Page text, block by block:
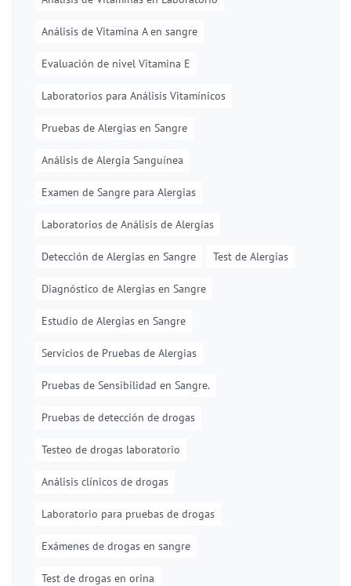
Análisis de Vitamina A en sangre
Evaluación de nivel Vitamina E
Laboratorios para Análisis Vitamínicos
Pruebas de Alergias en Sangre
Análisis de Alergia Sanguínea
Examen de Sangre para Alergias
Laboratorios de Análisis de Alergias
Detección de Alergias en Sangre Test de Alergias
Diagnóstico de Alergias en Sangre
Estudio de Alergias en Sangre
Servicios de Pruebas de Alergias
Pruebas de Sensibilidad en Sangre.
Pruebas de detección de drogas
Testeo de drogas laboratorio
Análisis clínicos de drogas
Laboratorio para pruebas de drogas
Exámenes de drogas en sangre
Test de drogas en orina